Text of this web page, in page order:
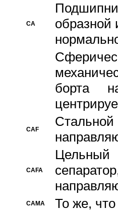
CA
образной
борта
CAF
Стальной
CAFA
Цельный
CAMA То же,